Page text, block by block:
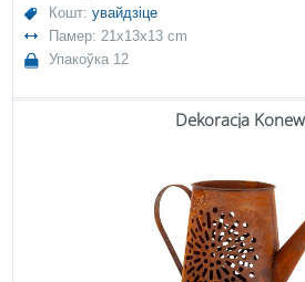
Кошт:увайдзіце
Памер: 21x13x13 cm
Упакоўка 12
Dekoracja